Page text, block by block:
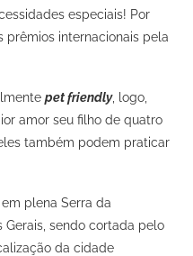
especiais! Por
prêmios internacionais pela
pet friendly, logo,
amor seu filho de quatro
também podem praticar
plena Serra da
Gerais, sendo cortada pelo
da cidade